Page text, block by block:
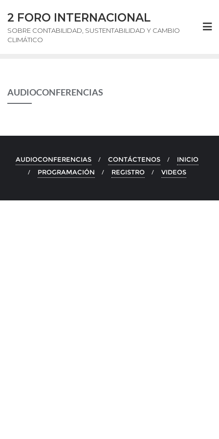
content
2 FORO INTERNACIONAL
SOBRE CONTABILIDAD, SUSTENTABILIDAD Y CAMBIO
CLIMÁTICO
AUDIOCONFERENCIAS
AUDIOCONFERENCIAS CONTÁCTENOS
INICIO
PROGRAMACIÓN
REGISTRO VIDEOS